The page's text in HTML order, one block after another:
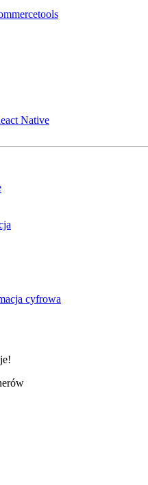
Native
cyfrowa